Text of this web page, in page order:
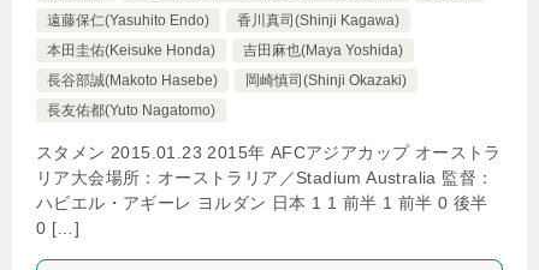
遠藤保仁(Yasuhito Endo)
香川真司(Shinji Kagawa)
本田圭佑(Keisuke Honda)
吉田麻也(Maya Yoshida)
長谷部誠(Makoto Hasebe)
岡崎慎司(Shinji Okazaki)
長友佑都(Yuto Nagatomo)
スタメン 2015.01.23 2015年 AFCアジアカップ オーストラ
リア大会場所：オーストラリア／Stadium Australia 監督：
ハビエル・アギーレ ヨルダン 日本 1 1 前半 1 前半 0 後半
0 […]